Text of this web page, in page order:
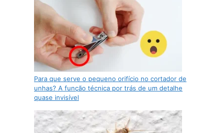
Para que serve o pequeno orifício no cortador de
unhas? A função técnica por trás de um detalhe
quase invisível